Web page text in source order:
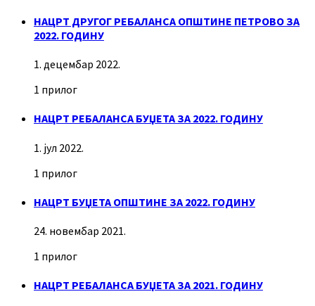
НАЦРТ ДРУГОГ РЕБАЛАНСА ОПШТИНЕ ПЕТРОВО ЗА
2022. ГОДИНУ
1. децембар 2022.
1 прилог
НАЦРТ РЕБАЛАНСА БУЏЕТА ЗА 2022. ГОДИНУ
1. јул 2022.
1 прилог
НАЦРТ БУЏЕТА ОПШТИНЕ ЗА 2022. ГОДИНУ
24. новембар 2021.
1 прилог
НАЦРТ РЕБАЛАНСА БУЏЕТА ЗА 2021. ГОДИНУ